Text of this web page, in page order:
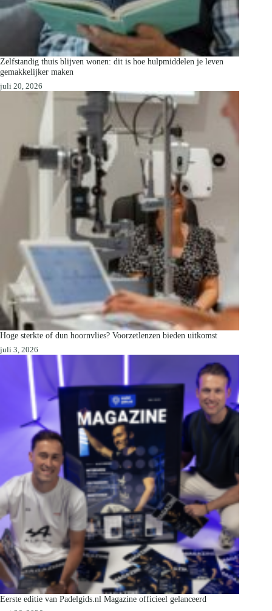
Zelfstandig thuis blijven wonen: dit is hoe hulpmiddelen je leven
gemakkelijker maken
juli 20, 2026
Hoge sterkte of dun hoornvlies? Voorzetlenzen bieden uitkomst
juli 3, 2026
Eerste editie van Padelgids.nl Magazine officieel gelanceerd